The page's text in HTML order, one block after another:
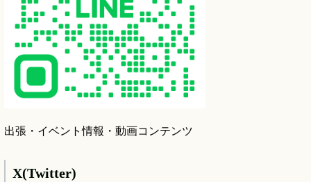
出張・イベント情報・動画コンテンツ
X(Twitter)